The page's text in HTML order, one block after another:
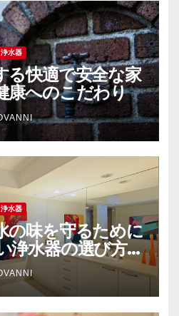
浄水器
る快適で安全な家
康へのこだわり
浄水器
の味を守るために
浄水器の選び方と